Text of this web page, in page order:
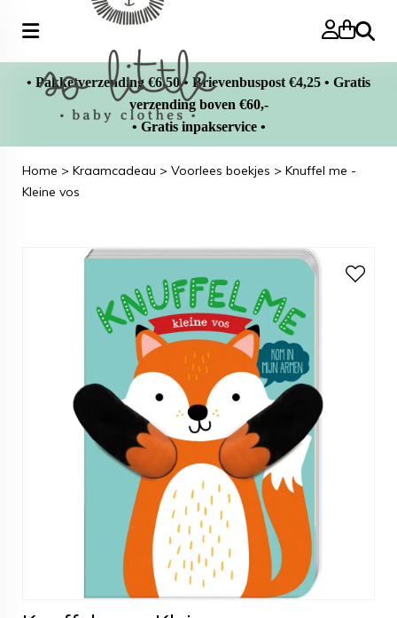
Zoeken
• Pakketverzending €6,50 • Brievenbuspost €4,25 • Gratis
verzending boven €60,-
• Gratis inpakservice •
Home > Kraamcadeau > Voorlees boekjes > Knuffel me -
Kleine vos